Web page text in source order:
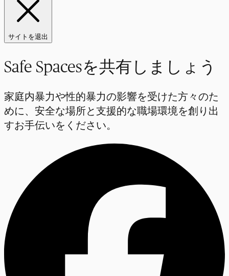
サイトを退出
Safe Spacesを共有しましょう
家庭内暴力や性的暴力の影響を受けた方々のた
めに、安全な場所と支援的な職場環境を創り出
すお手伝いをください。